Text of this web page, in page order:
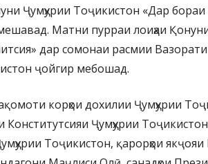
Ҷумҳурии Тоҷикистон «Дар
Матни пурраи лоиҳаи
дар сомонаи расмии
ҷойгир мебошад.
корҳои дохилии Ҷумҳурии
Ҷумҳурии Тоҷикистон
Тоҷикистон, қарорҳои